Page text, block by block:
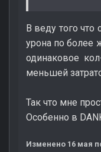
В веду того
урона по более
одинаковое
меньшей
Так что мне
Особенно в
Изменено 16 мая